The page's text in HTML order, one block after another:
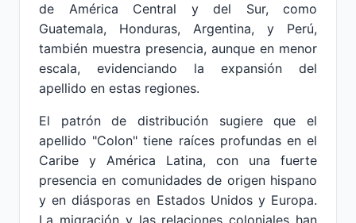
de América Central y del Sur, como
Guatemala, Honduras, Argentina, y Perú,
también muestra presencia, aunque en menor
escala, evidenciando la expansión del
apellido en estas regiones.
El patrón de distribución sugiere que el
apellido "Colon" tiene raíces profundas en el
Caribe y América Latina, con una fuerte
presencia en comunidades de origen hispano
y en diásporas en Estados Unidos y Europa.
La migración y las relaciones coloniales han